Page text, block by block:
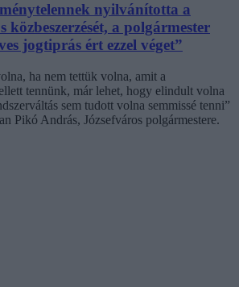
nyilvánította a
közbeszerzését, a polgármester
jogtiprás ért ezzel véget”
ha nem tettük volna, amit a
tennünk, már lehet, hogy elindult volna
sem tudott volna semmissé tenni”
Pikó András, Józsefváros polgármestere.